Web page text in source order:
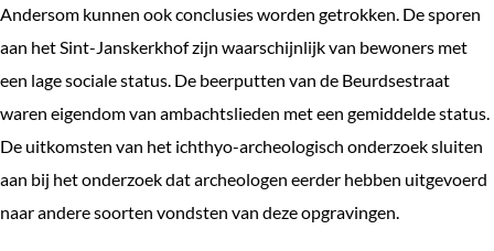
Andersom kunnen ook conclusies worden getrokken. De sporen
aan het Sint-Janskerkhof zijn waarschijnlijk van bewoners met
een lage sociale status. De beerputten van de Beurdsestraat
waren eigendom van ambachtslieden met een gemiddelde status.
De uitkomsten van het ichthyo-archeologisch onderzoek sluiten
aan bij het onderzoek dat archeologen eerder hebben uitgevoerd
naar andere soorten vondsten van deze opgravingen.